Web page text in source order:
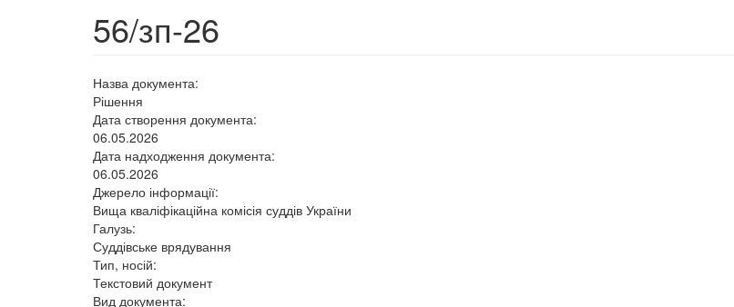
56/зп-26
Назва документа:
Рішення
Дата створення документа:
06.05.2026
Дата надходження документа:
06.05.2026
Джерело інформації:
Вища кваліфікаційна комісія суддів України
Галузь:
Суддівське врядування
Тип, носій:
Текстовий документ
Вид документа: